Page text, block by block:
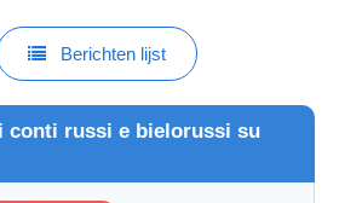
Berichten lijst
conti russi e bielorussi su